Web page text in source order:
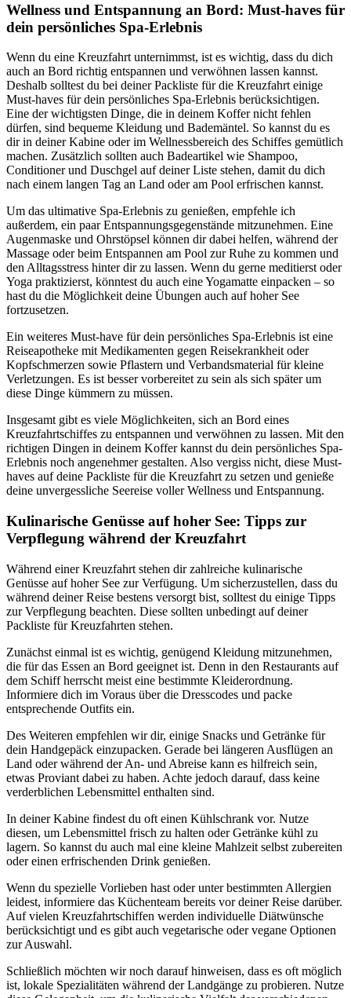
Wellness und Entspannung an Bord: Must-haves für
dein persönliches Spa-Erlebnis
Wenn du eine Kreuzfahrt unternimmst, ist es wichtig, dass du dich
auch an Bord richtig entspannen und verwöhnen lassen kannst.
Deshalb solltest du bei deiner Packliste für die Kreuzfahrt einige
Must-haves für dein persönliches Spa-Erlebnis berücksichtigen.
Eine der wichtigsten Dinge, die in deinem Koffer nicht fehlen
dürfen, sind bequeme Kleidung und Bademäntel. So kannst du es
dir in deiner Kabine oder im Wellnessbereich des Schiffes gemütlich
machen. Zusätzlich sollten auch Badeartikel wie Shampoo,
Conditioner und Duschgel auf deiner Liste stehen, damit du dich
nach einem langen Tag an Land oder am Pool erfrischen kannst.
Um das ultimative Spa-Erlebnis zu genießen, empfehle ich
außerdem, ein paar Entspannungsgegenstände mitzunehmen. Eine
Augenmaske und Ohrstöpsel können dir dabei helfen, während der
Massage oder beim Entspannen am Pool zur Ruhe zu kommen und
den Alltagsstress hinter dir zu lassen. Wenn du gerne meditierst oder
Yoga praktizierst, könntest du auch eine Yogamatte einpacken – so
hast du die Möglichkeit deine Übungen auch auf hoher See
fortzusetzen.
Ein weiteres Must-have für dein persönliches Spa-Erlebnis ist eine
Reiseapotheke mit Medikamenten gegen Reisekrankheit oder
Kopfschmerzen sowie Pflastern und Verbandsmaterial für kleine
Verletzungen. Es ist besser vorbereitet zu sein als sich später um
diese Dinge kümmern zu müssen.
Insgesamt gibt es viele Möglichkeiten, sich an Bord eines
Kreuzfahrtschiffes zu entspannen und verwöhnen zu lassen. Mit den
richtigen Dingen in deinem Koffer kannst du dein persönliches Spa-
Erlebnis noch angenehmer gestalten. Also vergiss nicht, diese Must-
haves auf deine Packliste für die Kreuzfahrt zu setzen und genieße
deine unvergessliche Seereise voller Wellness und Entspannung.
Kulinarische Genüsse auf hoher See: Tipps zur
Verpflegung während der Kreuzfahrt
Während einer Kreuzfahrt stehen dir zahlreiche kulinarische
Genüsse auf hoher See zur Verfügung. Um sicherzustellen, dass du
während deiner Reise bestens versorgt bist, solltest du einige Tipps
zur Verpflegung beachten. Diese sollten unbedingt auf deiner
Packliste für Kreuzfahrten stehen.
Zunächst einmal ist es wichtig, genügend Kleidung mitzunehmen,
die für das Essen an Bord geeignet ist. Denn in den Restaurants auf
dem Schiff herrscht meist eine bestimmte Kleiderordnung.
Informiere dich im Voraus über die Dresscodes und packe
entsprechende Outfits ein.
Des Weiteren empfehlen wir dir, einige Snacks und Getränke für
dein Handgepäck einzupacken. Gerade bei längeren Ausflügen an
Land oder während der An- und Abreise kann es hilfreich sein,
etwas Proviant dabei zu haben. Achte jedoch darauf, dass keine
verderblichen Lebensmittel enthalten sind.
In deiner Kabine findest du oft einen Kühlschrank vor. Nutze
diesen, um Lebensmittel frisch zu halten oder Getränke kühl zu
lagern. So kannst du auch mal eine kleine Mahlzeit selbst zubereiten
oder einen erfrischenden Drink genießen.
Wenn du spezielle Vorlieben hast oder unter bestimmten Allergien
leidest, informiere das Küchenteam bereits vor deiner Reise darüber.
Auf vielen Kreuzfahrtschiffen werden individuelle Diätwünsche
berücksichtigt und es gibt auch vegetarische oder vegane Optionen
zur Auswahl.
Schließlich möchten wir noch darauf hinweisen, dass es oft möglich
ist, lokale Spezialitäten während der Landgänge zu probieren. Nutze